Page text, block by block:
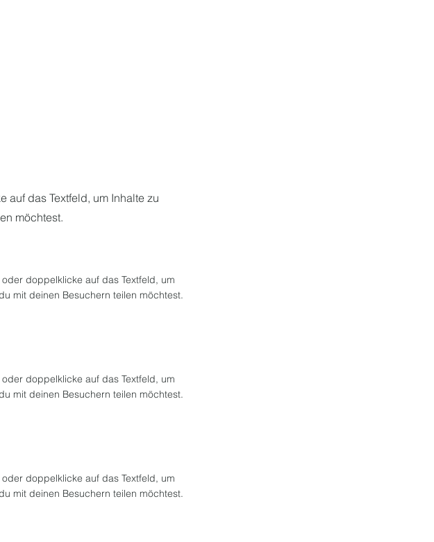
auf das Textfeld, um Inhalte zu
möchtest.
doppelklicke auf das Textfeld, um
mit deinen Besuchern teilen möchtest.
doppelklicke auf das Textfeld, um
mit deinen Besuchern teilen möchtest.
doppelklicke auf das Textfeld, um
mit deinen Besuchern teilen möchtest.